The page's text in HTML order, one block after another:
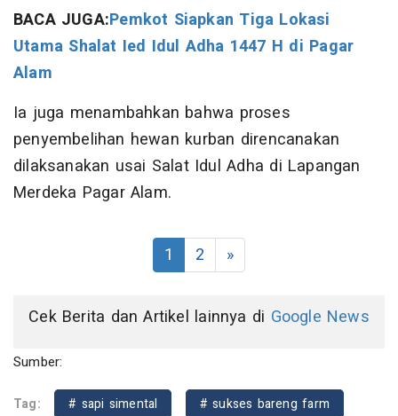
BACA JUGA:Pemkot Siapkan Tiga Lokasi
Utama Shalat Ied Idul Adha 1447 H di Pagar
Alam
Ia juga menambahkan bahwa proses
penyembelihan hewan kurban direncanakan
dilaksanakan usai Salat Idul Adha di Lapangan
Merdeka Pagar Alam.
1 2 »
Cek Berita dan Artikel lainnya di Google News
Sumber:
Tag: # sapi simental
# sukses bareng farm